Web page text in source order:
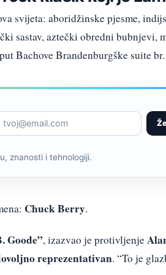
svijeta: aboridžinske pjesme,
sastav, aztečki obredni bubnjevi,
Bachove Brandenburgške suite
znanosti i tehnologiji.
Chuck Berry.
Goode”, izazvao je protivljenje
reprezentativan. “To je